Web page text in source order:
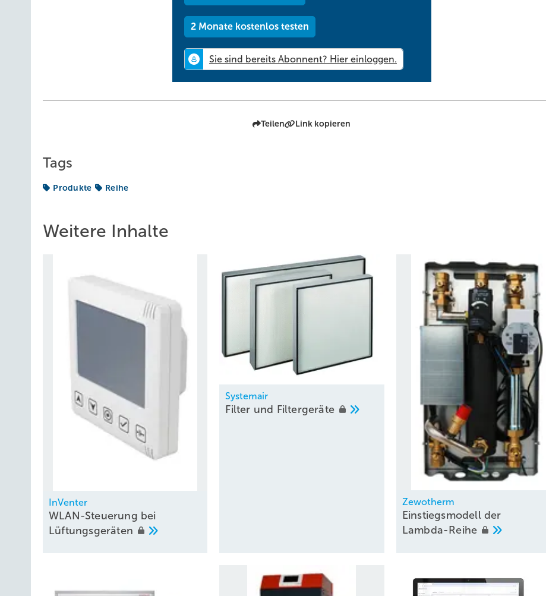
2 Monate kostenlos testen
Teilen Link kopieren
Tags
Produkte Reihe
Weitere Inhalte
InVenter
WLAN-Steuerung bei
Lüftungsgeräten
Systemair
Filter und Filtergeräte
Zewotherm
Einstiegsmodell der
Lambda-Reihe